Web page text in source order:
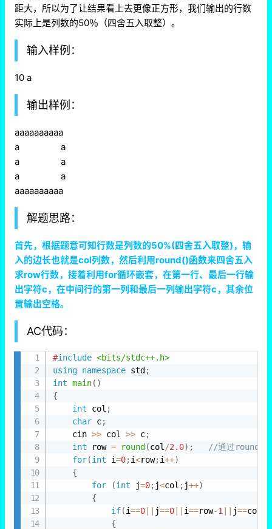
距大，所以为了让结果看上去更像正方形，我们输出的行数
实际上是列数的50％（四舍五入取整）。
输入样例：
10 a
输出样例：
aaaaaaaaaa
a a
a a
a a
aaaaaaaaaa
解题思路：
首先，根据题意可知行数是列数的50%(四舍五入取整)，输
入的边长也就是col列数，然后利用round()函数来四舍五入
求row行数，接着利用for循环嵌套，在第一行、最后一行输
出字符c，在中间行的第一列和最后一列输出字符c，其余位
置输出空格。
AC代码：
#include <bits/stdc++.h>
using namespace std ;
int main( )
{
int col ;
char c;
    cin
>> col >> c;
int row = round (col /2.0) ;
//通过round来
for(int i=0;i<row;i++)
{
for
(int j=0; j<col ; j++)
{
if(i==0 j==0 i==row-1 j==col
{